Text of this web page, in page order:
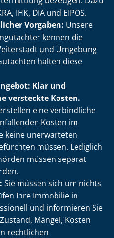
IHK, DIA und EIPOS.
Vorgaben: Unsere
kennen die
und Umgebung
halten diese
Klar und
versteckte Kosten.
eine verbindliche
Kosten im
keine unerwarteten
müssen. Lediglich
müssen separat
Sie müssen sich um nichts
Ihre Immobilie in
und informieren Sie
Mängel, Kosten
rechtlichen